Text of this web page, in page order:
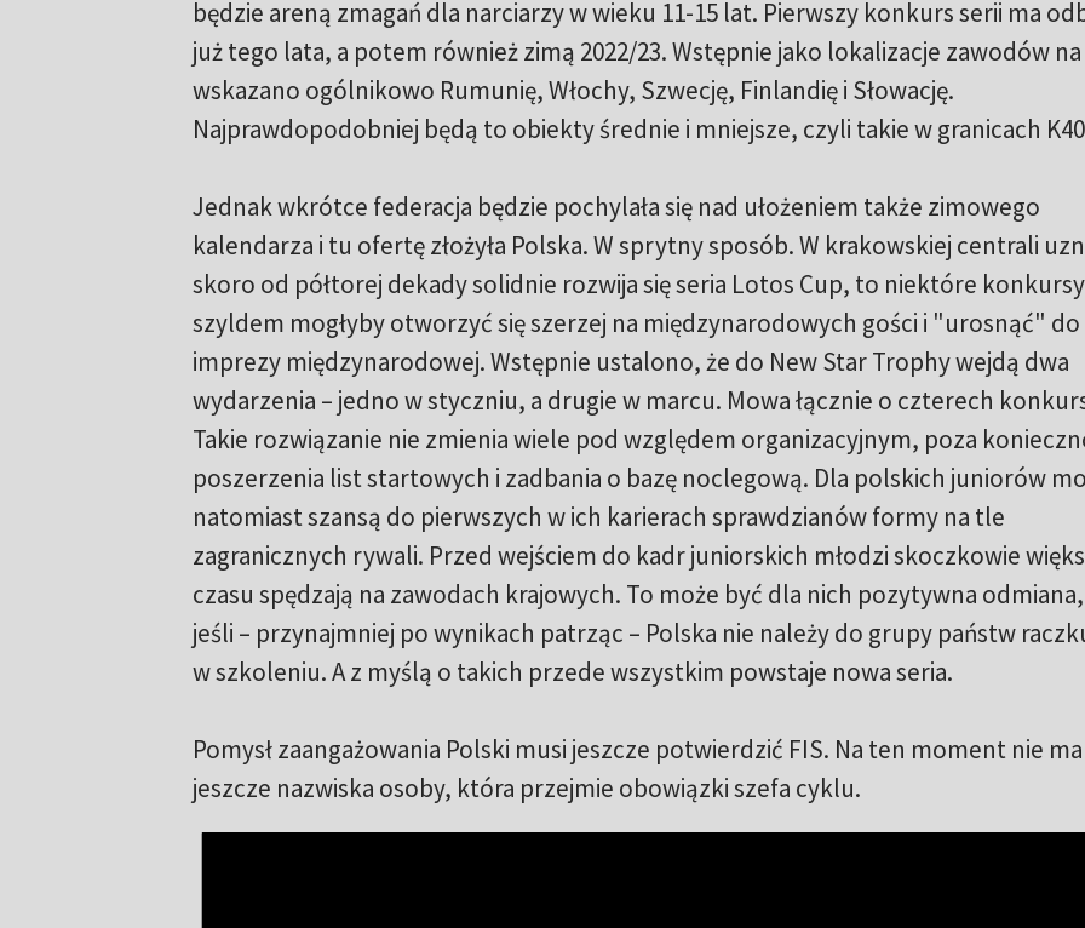
będzie areną zmagań dla narciarzy w wieku 11-15 lat. Pierwszy konkurs serii ma
już tego lata, a potem również zimą 2022/23. Wstępnie jako lokalizacje zawodów
wskazano ogólnikowo Rumunię, Włochy, Szwecję, Finlandię i Słowację.
Najprawdopodobniej będą to obiekty średnie i mniejsze, czyli takie w granicach
Jednak wkrótce federacja będzie pochylała się nad ułożeniem także zimowego
kalendarza i tu ofertę złożyła Polska. W sprytny sposób. W krakowskiej centrali
skoro od półtorej dekady solidnie rozwija się seria Lotos Cup, to niektóre
szyldem mogłyby otworzyć się szerzej na międzynarodowych gości i "urosnąć" do
imprezy międzynarodowej. Wstępnie ustalono, że do New Star Trophy wejdą dwa
wydarzenia – jedno w styczniu, a drugie w marcu. Mowa łącznie o czterech
Takie rozwiązanie nie zmienia wiele pod względem organizacyjnym, poza
poszerzenia list startowych i zadbania o bazę noclegową. Dla polskich juniorów
natomiast szansą do pierwszych w ich karierach sprawdzianów formy na tle
zagranicznych rywali. Przed wejściem do kadr juniorskich młodzi skoczkowie
czasu spędzają na zawodach krajowych. To może być dla nich pozytywna
jeśli – przynajmniej po wynikach patrząc – Polska nie należy do grupy państw
w szkoleniu. A z myślą o takich przede wszystkim powstaje nowa seria.
Pomysł zaangażowania Polski musi jeszcze potwierdzić FIS. Na ten moment nie
jeszcze nazwiska osoby, która przejmie obowiązki szefa cyklu.